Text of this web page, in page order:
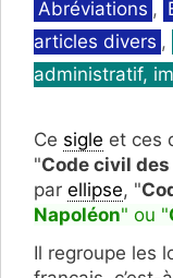
Catégories
Abréviations ,
articles divers ,
administratif,
Ce sigle et ces
"Code civil
par ellipse, "
Napoléon" ou "
Il regroupe les